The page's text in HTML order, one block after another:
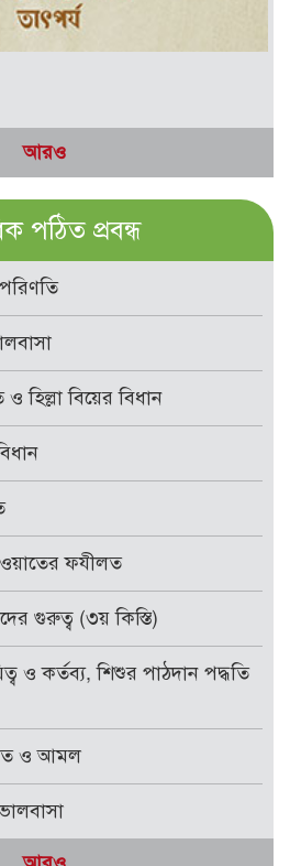
আরও
পঠিত প্রবন্ধ
হিল্লা বিয়ের বিধান
ফযীলত
গুরুত্ব (৩য় কিস্তি)
ও কর্তব্য, শিশুর পাঠদান পদ্ধতি
ও আমল